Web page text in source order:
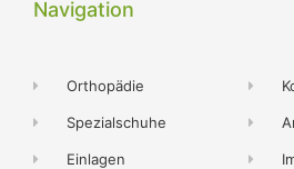
Navigation
Orthopädie
Spezialschuhe
Einlagen